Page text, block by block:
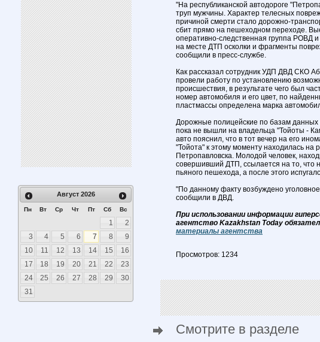
Август 2026
Пн Вт Ср Чт Пт Сб Вс
1
2
3
4 5 6 7 8
9
10
11 12 13 14 15
16
17
18 19 20 21 22
23
24
25 26 27 28 29
30
31
"На республиканской автодороге
труп мужчины. Характер телесных
причиной смерти стало дорожно-
сбит прямо на пешеходном переходе.
оперативно-следственная группа РОВД
на месте ДТП осколки и фрагменты
сообщили в пресс-службе.
Как рассказал сотрудник УДП ДВД СКО
провели работу по установлению
происшествия, в результате чего был
номер автомобиля и его цвет, по
пластмассы определена марка
Дорожные полицейские по базам
пока не вышли на владельца "Тойоты -
авто пояснил, что в тот вечер на его
"Тойота" к этому моменту находилась на
Петропавловска. Молодой человек,
совершивший ДТП, ссылается на то, что
пьяного пешехода, а после этого
"По данному факту возбуждено
сообщили в ДВД.
При использовании информации
агентство Kazakhstan Today
материалы агентства
Просмотров: 1234
Смотрите в разделе